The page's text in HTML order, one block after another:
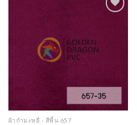
ผ้ากำมะหยี่ - สีพื้น 657